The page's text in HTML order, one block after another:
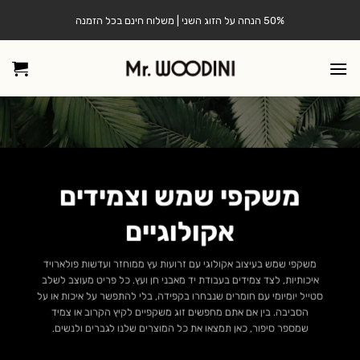
50% הנחה על הזוג השני | משלוח חינם בכל הזמנה
משקפי שמש וצמידים
אקולוגיים
משקפי שמש בעיצוב אקולוגי עם זרועות עץ ממוחזר ועדשות פולארויד
איכותיות, לצד צמידים בעבודת יד מאבני חן ועץ. כל פריט מעוצב לשלב
סטייל יומיומי עם חומרים שנבחרו בקפידה, בלי להתפשר על איכות או על
הסביבה. בין אם אתם מחפשים זוג משקפיים לקיץ הקרוב או צמיד
שמספר סיפור, כאן תמצאו את כל המוצרים שלנו לגברים ולנשים.